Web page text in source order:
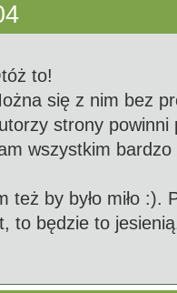
to!
się z nim bez
strony powinni
wszystkim bardzo
też by było miło
to będzie to